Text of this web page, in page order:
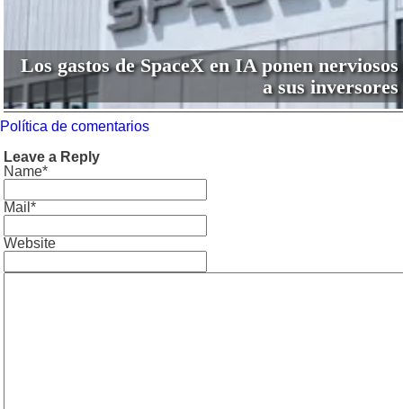
Los gastos de SpaceX en IA ponen nerviosos
a sus inversores
Política de comentarios
Leave a Reply
Name*
Mail*
Website